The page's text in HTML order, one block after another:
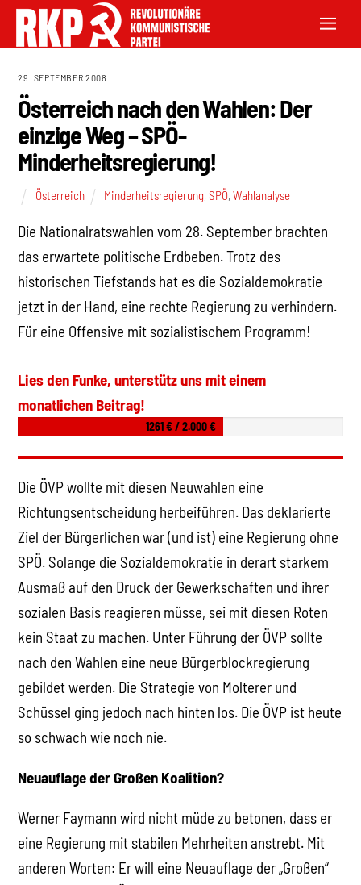
29. SEPTEMBER 2008
Österreich nach den Wahlen: Der
einzige Weg – SPÖ-
Minderheitsregierung!
Österreich Minderheitsregierung,SPÖ,Wahlanalyse
Die Nationalratswahlen vom 28. September brachten
das erwartete politische Erdbeben. Trotz des
historischen Tiefstands hat es die Sozialdemokratie
jetzt in der Hand, eine rechte Regierung zu verhindern.
Für eine Offensive mit sozialistischem Programm!
Lies den Funke, unterstütz uns mit einem
monatlichen Beitrag!
1261 € / 2.000 €
Die ÖVP wollte mit diesen Neuwahlen eine
Richtungsentscheidung herbeiführen. Das deklarierte
Ziel der Bürgerlichen war (und ist) eine Regierung ohne
SPÖ. Solange die Sozialdemokratie in derart starkem
Ausmaß auf den Druck der Gewerkschaften und ihrer
sozialen Basis reagieren müsse, sei mit diesen Roten
kein Staat zu machen. Unter Führung der ÖVP sollte
nach den Wahlen eine neue Bürgerblockregierung
gebildet werden. Die Strategie von Molterer und
Schüssel ging jedoch nach hinten los. Die ÖVP ist heute
so schwach wie noch nie.
Neuauflage der Großen Koalition?
Werner Faymann wird nicht müde zu betonen, dass er
eine Regierung mit stabilen Mehrheiten anstrebt. Mit
anderen Worten: Er will eine Neuauflage der „Großen“